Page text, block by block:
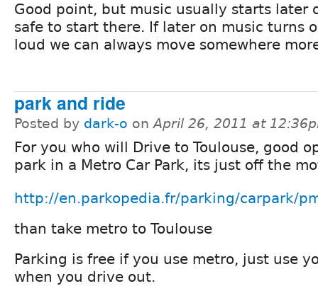
Good point, but music usually starts later
safe to start there. If later on music turns
loud we can always move somewhere
park and ride
Posted by dark-o onApril 26, 2011 at
For you who will Drive to Toulouse, good
park in a Metro Car Park, its just off the
http://en.parkopedia.fr/parking/carpark/
than take metro to Toulouse
Parking is free if you use metro, just use
when you drive out.